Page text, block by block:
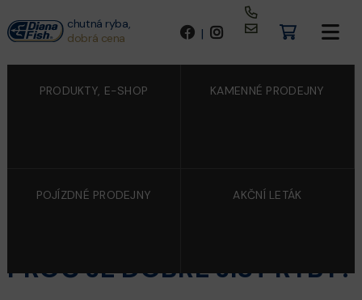
chutná ryba,
dobrá cena
|
PRODUKTY, E-SHOP KAMENNÉ PRODEJNY
POJÍZDNÉ PRODEJNY AKČNÍ LETÁK
PROČ JE DOBRÉ JÍST RYBY?